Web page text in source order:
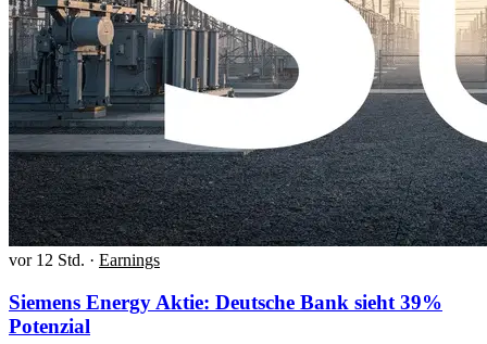
vor 12 Std. · Earnings
Siemens Energy Aktie: Deutsche Bank sieht 39%
Potenzial